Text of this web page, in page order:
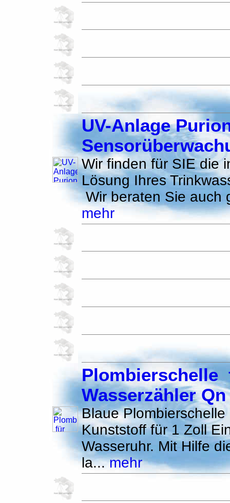
UV-Anlage
Wir finden für SIE die
Lösung Ihres
Wir beraten Sie auch
mehr
Plombierschelle
Wasserzähler Qn
Blaue Plombierschelle
Kunststoff für 1 Zoll
Wasseruhr. Mit Hilfe
la...mehr